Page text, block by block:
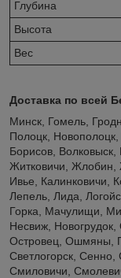
Глубина
Высота
Вес
Доставка по всей
Минск, Гомель,
Полоцк,
Борисов,
Житковичи, Жлобин,
Ивье, Калинковичи,
Лепель, Лида,
Горка, Мачулищи,
Несвиж,
Островец, Ошмяны,
Светлогорск,
Смиловичи,